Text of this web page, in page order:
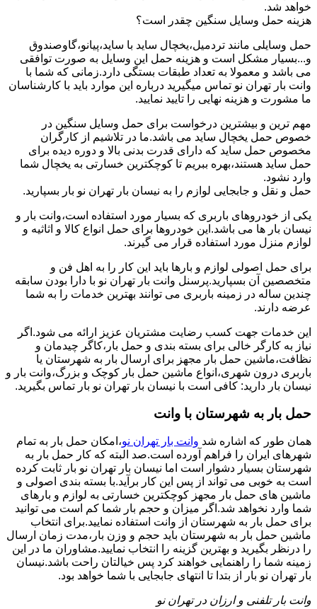
خواهد شد.
هزینه حمل وسایل سنگین چقدر است؟
حمل وسایلی مانند تردمیل،یخچال ساید با ساید،پیانو،گاوصندوق
و...بسیار مشکل است و هزینه حمل این وسایل به صورت توافقی
می باشد و معمولا به تعداد طبقات بستگی دارد.زمانی که شما با
وانت بار تهران نو تماس میگیرید درباره این موارد باید با کارشناسان
ما مشورت و هزینه نهایی را تایید نمایید.
مهم ترین و بیشترین درخواست برای حمل وسایل سنگین در
خصوص حمل یخچال ساید می باشد.ما در تلاشیم از کارگران
مخصوص حمل ساید که دارای قدرت بدنی بالا و دوره دیده برای
حمل ساید هستند،بهره ببریم تا کوچکترین خسارتی به یخچال شما
وارد نشود.
حمل و نقل و جابجایی لوازم را به نیسان بار تهران نو بار بسپارید.
یکی از خودروهای باربری که بسیار مورد استفاده است،وانت بار و
نیسان بار ها می باشد.این خودروها برای حمل انواع کالا و اثاثیه و
لوازم منزل مورد استفاده قرار می گیرند.
برای حمل اصولی لوازم و بارها باید این کار را به اهل فن و
متخصصین آن بسپارید.پرسنل وانت بار تهران نو با دارا بودن سابقه
چندین ساله در زمینه باربری می توانند بهترین خدمات را به شما
عرضه دارند.
این خدمات جهت کسب رضایت مشتریان عزیز ارائه می شود.اگر
نیاز به کارگر خالی برای بسته بندی و حمل بار،کاگر چیدمان و
نظافت،ماشین حمل بار مجهز برای ارسال بار به شهرستان یا
باربری درون شهری،انواع ماشین حمل بار کوچک و بزرگ،وانت بار و
نیسان بار دارید: کافی است با نیسان بار تهران نو بار تماس بگیرید.
حمل بار به شهرستان با وانت
همان طور که اشاره شد وانت بار تهران نو،امکان حمل بار به تمام
شهرهای ایران را فراهم آورده است.صد البته که کار حمل بار به
شهرستان بسیار دشوار است اما نیسان بار تهران نو بار ثابت کرده
است به خوبی می تواند از پس این کار برآید.با بسته بندی اصولی و
ماشین های حمل بار مجهز کوچکترین خسارتی به لوازم و بارهای
شما وارد نخواهد شد.اگر میزان و حجم بار شما کم است می توانید
برای حمل بار به شهرستان از وانت استفاده نمایید.برای انتخاب
ماشین حمل بار به شهرستان باید حجم و وزن بار،مدت زمان ارسال
را درنظر بگیرید و بهترین گزینه را انتخاب نمایید.مشاوران ما در این
زمینه شما را راهنمایی خواهند کرد پس خیالتان راحت باشد.نیسان
بار تهران نو بار از بتدا تا انتهای جابجایی با شما خواهد بود.
وانت بار تلفنی و ارزان در تهران نو